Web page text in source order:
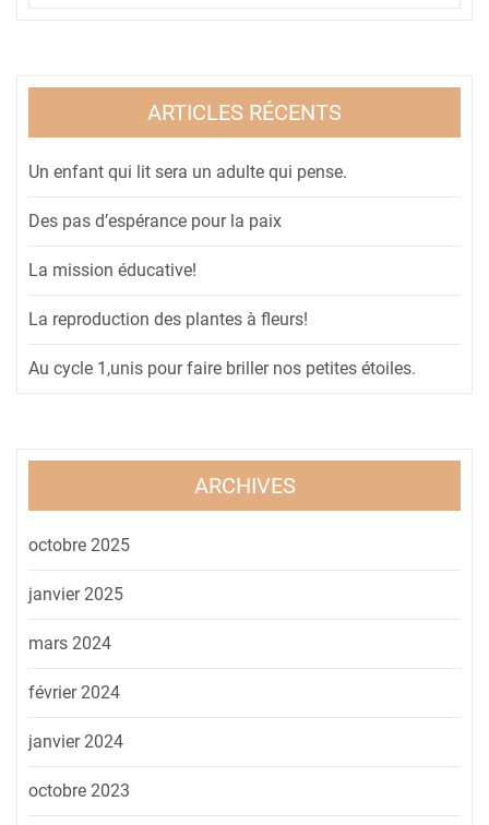
ARTICLES RÉCENTS
Un enfant qui lit sera un adulte qui pense.
Des pas d’espérance pour la paix
La mission éducative!
La reproduction des plantes à fleurs!
Au cycle 1,unis pour faire briller nos petites étoiles.
ARCHIVES
octobre 2025
janvier 2025
mars 2024
février 2024
janvier 2024
octobre 2023